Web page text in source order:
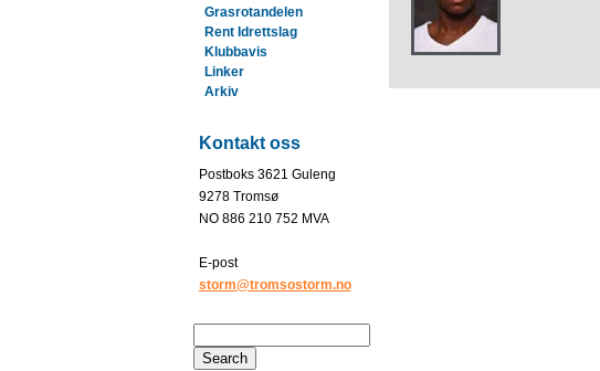
Grasrotandelen
Rent Idrettslag
Klubbavis
Linker
Arkiv
Kontakt oss
Postboks 3621 Guleng
9278 Tromsø
NO 886 210 752 MVA
E-post
storm@tromsostorm.no